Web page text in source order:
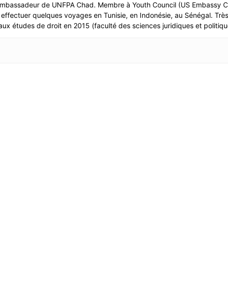
de UNFPA Chad. Membre à Youth Council (US Embassy
effectuer quelques voyages en Tunisie, en Indonésie, au Sénégal.
études de droit en 2015 (faculté des sciences juridiques et